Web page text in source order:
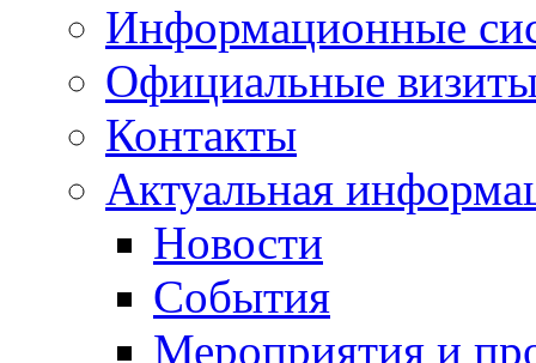
Информационные
Официальные
Контакты
Актуальная
Новости
События
Мероприятия и